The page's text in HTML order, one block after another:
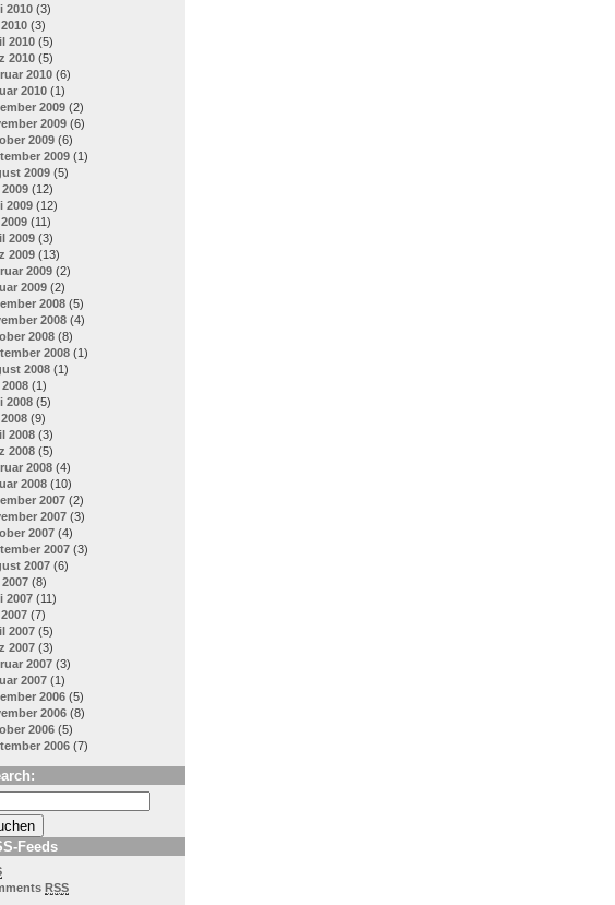
2010 (3)
(3)
2010 (5)
2010 (5)
2010 (6)
2010 (1)
2009 (2)
2009 (6)
2009 (6)
2009 (1)
2009 (5)
(12)
2009 (12)
(11)
2009 (3)
2009 (13)
2009 (2)
2009 (2)
2008 (5)
2008 (4)
2008 (8)
2008 (1)
2008 (1)
(1)
2008 (5)
(9)
2008 (3)
2008 (5)
2008 (4)
2008 (10)
2007 (2)
2007 (3)
2007 (4)
2007 (3)
2007 (6)
(8)
2007 (11)
(7)
2007 (5)
2007 (3)
2007 (3)
2007 (1)
2006 (5)
2006 (8)
2006 (5)
2006 (7)
Feeds
RSS